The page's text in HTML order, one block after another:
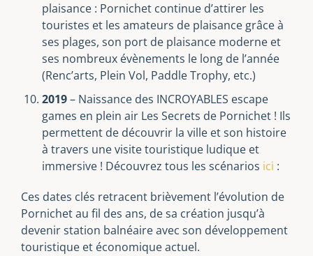
plaisance : Pornichet continue d’attirer les
touristes et les amateurs de plaisance grâce à
ses plages, son port de plaisance moderne et
ses nombreux évènements le long de l’année
(Renc’arts, Plein Vol, Paddle Trophy, etc.)
2019– Naissance des INCROYABLES escape
games en plein air Les Secrets de Pornichet ! Ils
permettent de découvrir la ville et son histoire
à travers une visite touristique ludique et
immersive ! Découvrez tous les scénarios ici :
Ces dates clés retracent brièvement l’évolution de
Pornichet au fil des ans, de sa création jusqu’à
devenir station balnéaire avec son développement
touristique et économique actuel.